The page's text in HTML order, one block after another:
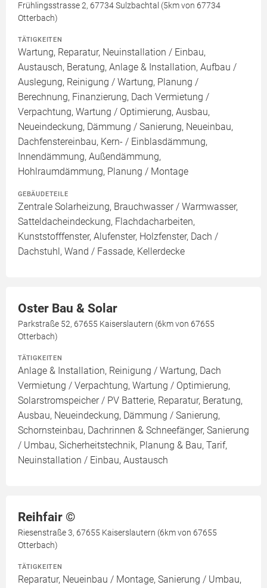
Frühlingsstrasse 2, 67734 Sulzbachtal (5km von 67734
Otterbach)
TÄTIGKEITEN
Wartung, Reparatur, Neuinstallation / Einbau,
Austausch, Beratung, Anlage & Installation, Aufbau /
Auslegung, Reinigung / Wartung, Planung /
Berechnung, Finanzierung, Dach Vermietung /
Verpachtung, Wartung / Optimierung, Ausbau,
Neueindeckung, Dämmung / Sanierung, Neueinbau,
Dachfenstereinbau, Kern- / Einblasdämmung,
Innendämmung, Außendämmung,
Hohlraumdämmung, Planung / Montage
GEBÄUDETEILE
Zentrale Solarheizung, Brauchwasser / Warmwasser,
Satteldacheindeckung, Flachdacharbeiten,
Kunststofffenster, Alufenster, Holzfenster, Dach /
Dachstuhl, Wand / Fassade, Kellerdecke
Oster Bau & Solar
Parkstraße 52, 67655 Kaiserslautern (6km von 67655
Otterbach)
TÄTIGKEITEN
Anlage & Installation, Reinigung / Wartung, Dach
Vermietung / Verpachtung, Wartung / Optimierung,
Solarstromspeicher / PV Batterie, Reparatur, Beratung,
Ausbau, Neueindeckung, Dämmung / Sanierung,
Schornsteinbau, Dachrinnen & Schneefänger, Sanierung
/ Umbau, Sicherheitstechnik, Planung & Bau, Tarif,
Neuinstallation / Einbau, Austausch
Reihfair ©️
Riesenstraße 3, 67655 Kaiserslautern (6km von 67655
Otterbach)
TÄTIGKEITEN
Reparatur, Neueinbau / Montage, Sanierung / Umbau,